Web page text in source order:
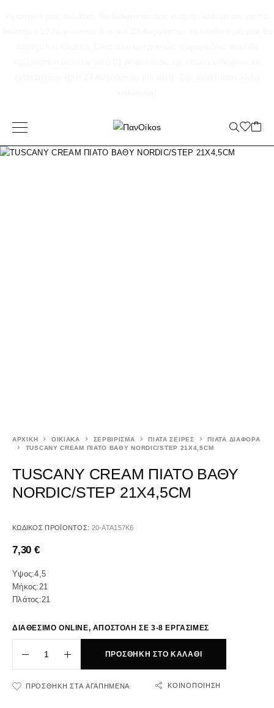
ΑΡΧΙΚΉ ΟΙΚΙΑΚΑ ΣΕΡΒΙΡΙΣΜΑ ΠΙΑΤΑ ΣΕΙΡΕΣ
ΠΙΑΤΑ ΔΙΑΦΟΡΑ
TUSCANY CREAM ΠΙΑΤΟ ΒΑΘΥ NORDIC/STEP 21X4,5CM
TUSCANY CREAM ΠΙΑΤΟ ΒΑΘΥ
NORDIC/STEP 21X4,5CM
ΚΩΔΙΚΌΣ ΠΡΟΪΌΝΤΟΣ: 20-ATA157K6
7,30€
Υψος:4,5
Μήκος:21
Πλάτος:21
ΔΙΑΘΕΣΙΜΟ ONLINE, ΑΠΟΣΤΟΛΗ ΣΕ 3-8 ΕΡΓΑΣΙΜΕΣ
ΠΡΟΣΘΉΚΗ ΣΤΟ ΚΑΛΆΘΙ
ΠΡΟΣΘΉΚΗ ΣΤΑ ΑΓΑΠΗΜΈΝΑ ΚΟΙΝΟΠΟΊΗΣΗ